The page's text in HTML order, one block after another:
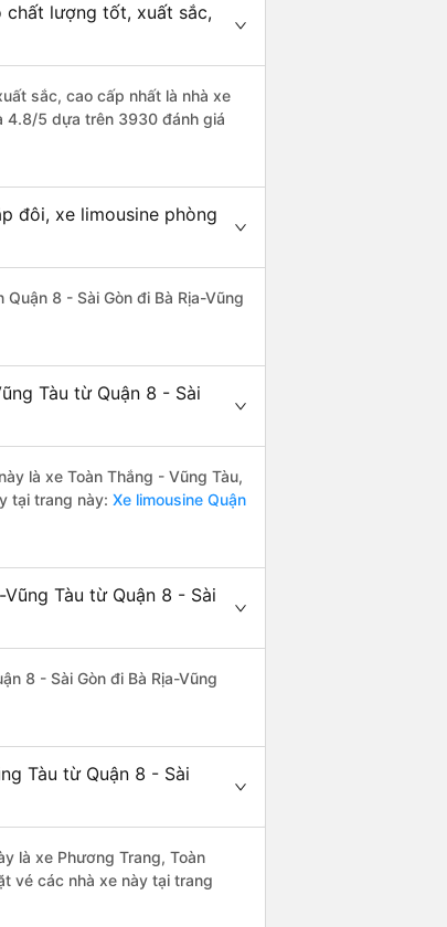
chất lượng tốt, xuất sắc,
sắc, cao cấp nhất là nhà xe
4.8/5 dựa trên 3930 đánh giá
đôi, xe limousine phòng
8 - Sài Gòn đi Bà Rịa-Vũng
Tàu từ Quận 8 - Sài
là xe Toàn Thắng - Vũng Tàu,
tại trang này: Xe limousine Quận
Tàu từ Quận 8 - Sài
8 - Sài Gòn đi Bà Rịa-Vũng
Tàu từ Quận 8 - Sài
là xe Phương Trang, Toàn
vé các nhà xe này tại trang